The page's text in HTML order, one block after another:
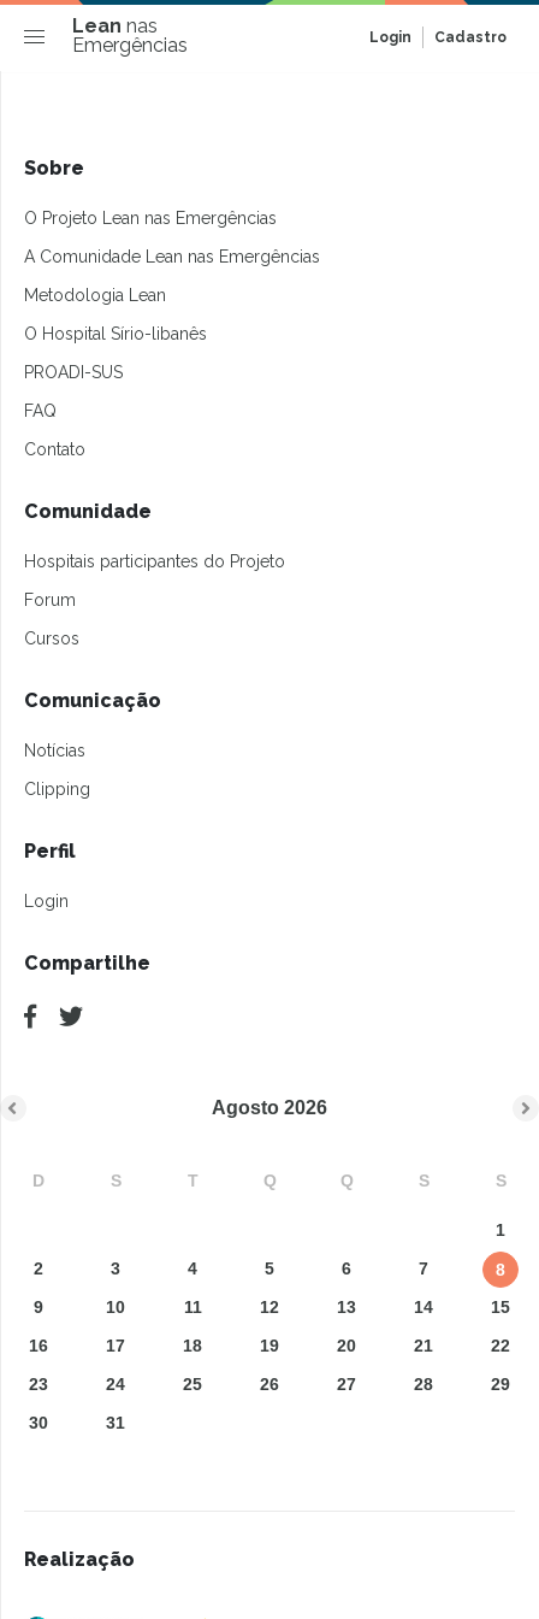
Lean nas
Emergências
Login Cadastro
Sobre
O Projeto Lean nas Emergências
A Comunidade Lean nas Emergências
Metodologia Lean
O Hospital Sírio-libanês
PROADI-SUS
FAQ
Contato
Comunidade
Hospitais participantes do Projeto
Forum
Cursos
Comunicação
Notícias
Clipping
Perfil
Login
Compartilhe
Agosto 2026
D S T Q Q S S
1
2
3 4 5 6 7
8
9
10 11 12 13 14
15
16
17 18 19 20 21
22
23
24 25 26 27 28
29
30
31
Realização